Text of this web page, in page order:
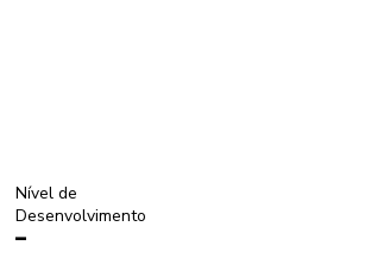
Nível de
Desenvolvimento
-